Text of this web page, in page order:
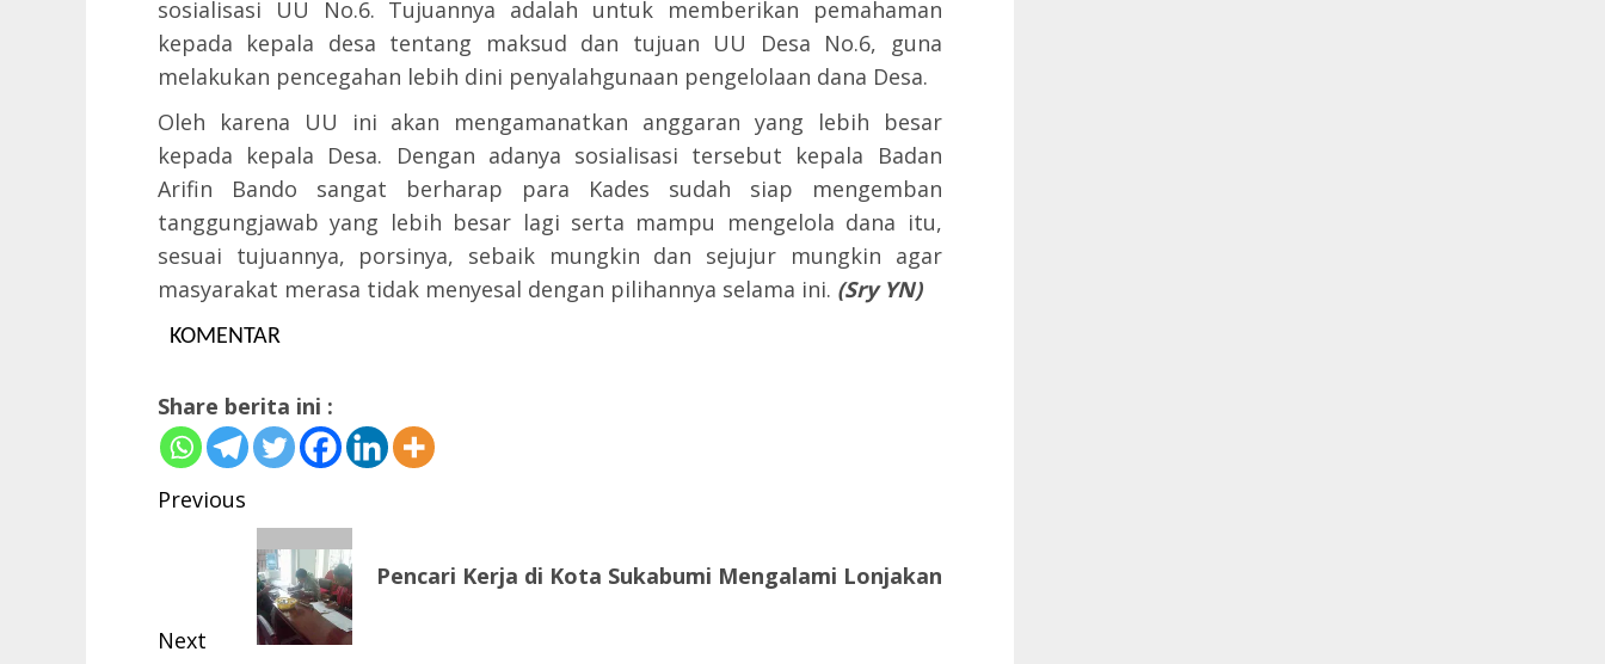
sosialisasi UU No.6. Tujuannya adalah untuk memberikan pemahaman
kepada kepala desa tentang maksud dan tujuan UU Desa No.6, guna
melakukan pencegahan lebih dini penyalahgunaan pengelolaan dana Desa.
Oleh karena UU ini akan mengamanatkan anggaran yang lebih besar
kepada kepala Desa. Dengan adanya sosialisasi tersebut kepala Badan
Arifin Bando sangat berharap para Kades sudah siap mengemban
tanggungjawab yang lebih besar lagi serta mampu mengelola dana itu,
sesuai tujuannya, porsinya, sebaik mungkin dan sejujur mungkin agar
masyarakat merasa tidak menyesal dengan pilihannya selama ini. (Sry YN)
KOMENTAR
Share berita ini :
Post
navigation
Previous
Pencari Kerja di Kota Sukabumi Mengalami Lonjakan
Next